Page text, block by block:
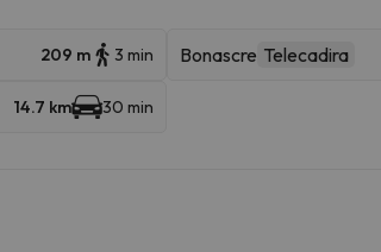
209 m 3 min Bonascre Telecadira
14.7 km 30 min